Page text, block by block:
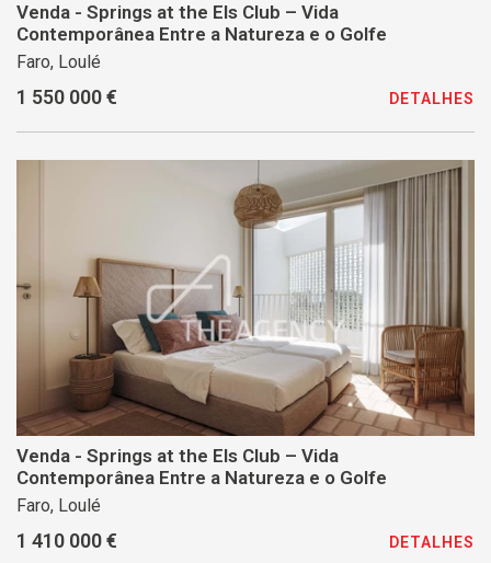
Venda - Springs at the Els Club – Vida
Contemporânea Entre a Natureza e o Golfe
Faro, Loulé
1 550 000 € DETALHES
Venda - Springs at the Els Club – Vida
Contemporânea Entre a Natureza e o Golfe
Faro, Loulé
1 410 000 € DETALHES